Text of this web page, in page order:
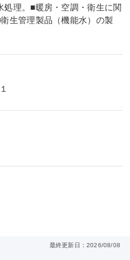
理。■暖房・空調・衛生に関
生管理製品（機能水）の製
最終更新日：2026/08/08